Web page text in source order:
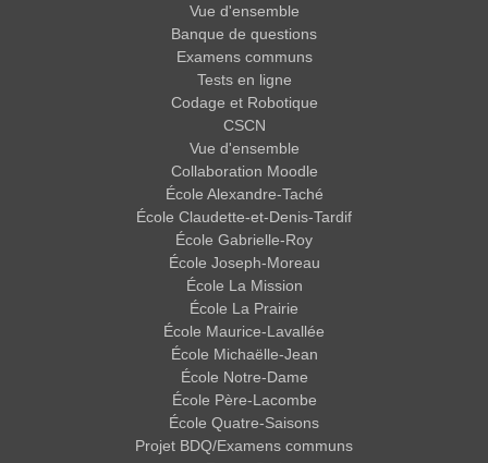
Vue d'ensemble
Banque de questions
Examens communs
Tests en ligne
Codage et Robotique
CSCN
Vue d'ensemble
Collaboration Moodle
École Alexandre-Taché
École Claudette-et-Denis-Tardif
École Gabrielle-Roy
École Joseph-Moreau
École La Mission
École La Prairie
École Maurice-Lavallée
École Michaëlle-Jean
École Notre-Dame
École Père-Lacombe
École Quatre-Saisons
Projet BDQ/Examens communs